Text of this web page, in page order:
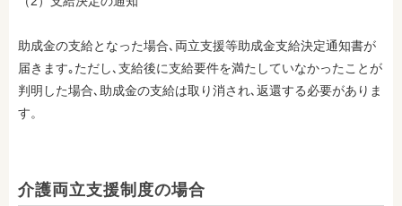
助成金の支給となった場合､両立支援等助成金支給決定通知書が
届きます｡ただし､支給後に支給要件を満たしていなかったことが
判明した場合､助成金の支給は取り消され､返還する必要がありま
す。
介護両立支援制度の場合